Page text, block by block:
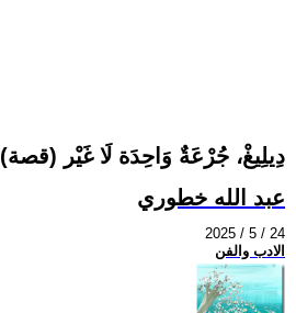
دِيلِيغْ، جُرْعَةٌ وَاحِدَة لَا غَيْر (قصة)
عبد الله خطوري
2025 / 5 / 24
الادب والفن